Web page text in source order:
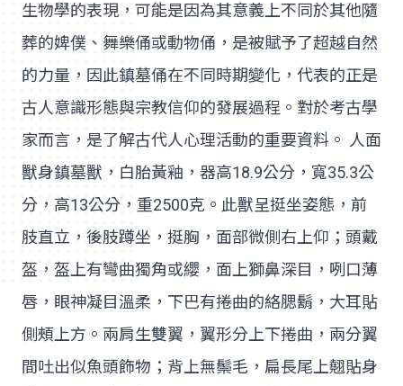
生物學的表現，可能是因為其意義上不同於其他隨
葬的婢僕、舞樂俑或動物俑，是被賦予了超越自然
的力量，因此鎮墓俑在不同時期變化，代表的正是
古人意識形態與宗教信仰的發展過程。對於考古學
家而言，是了解古代人心理活動的重要資料。 人面
獸身鎮墓獸，白胎黃釉，器高18.9公分，寬35.3公
分，高13公分，重2500克。此獸呈挺坐姿態，前
肢直立，後肢蹲坐，挺胸，面部微側右上仰；頭戴
盔，盔上有彎曲獨角或纓，面上獅鼻深目，咧口薄
唇，眼神凝目溫柔，下巴有捲曲的絡腮鬍，大耳貼
側頰上方。兩肩生雙翼，翼形分上下捲曲，兩分翼
間吐出似魚頭飾物；背上無鬃毛，扁長尾上翹貼身